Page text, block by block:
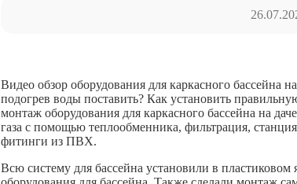
Видео обзор оборудования для каркасного бассейна
подогрев воды поставить? Как установить
монтаж оборудования для каркасного бассейна на
газа с помощью теплообменника, фильтрация,
фитинги из ПВХ.
Всю систему для бассейна установили в